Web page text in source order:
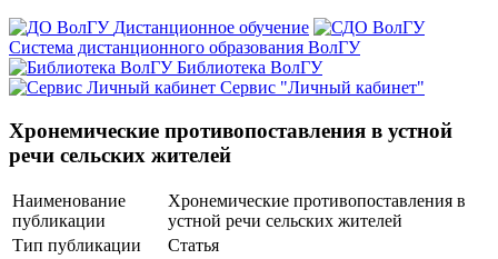
Дистанционное обучение
Система дистанционного образования ВолГУ
Библиотека ВолГУ
Сервис "Личный кабинет"
Хронемические противопоставления в устной
речи сельских жителей
Наименование
публикации
Хронемические противопоставления в
устной речи сельских жителей
Тип публикации
Статья